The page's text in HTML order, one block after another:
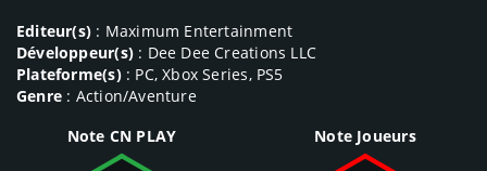
Editeur(s) : Maximum Entertainment
Développeur(s): Dee Dee Creations LLC
Plateforme(s): PC, Xbox Series, PS5
Genre : Action/Aventure
Note CN PLAY
Note Joueurs